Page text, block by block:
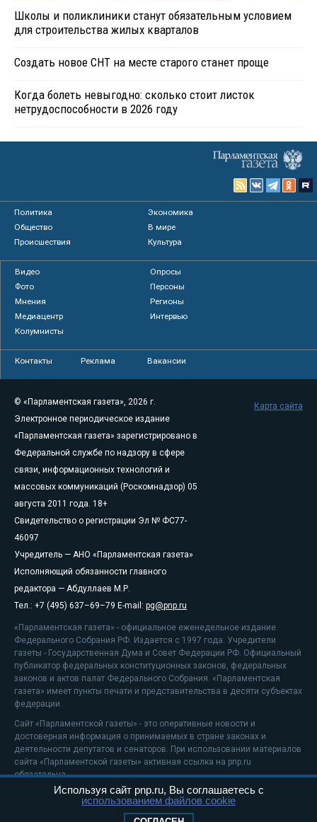
Школы и поликлиники станут обязательным условием
для строительства жилых кварталов
Создать новое СНТ на месте старого станет проще
Когда болеть невыгодно: сколько стоит листок
нетрудоспособности в 2026 году
Политика
Экономика
Общество
В мире
Происшествия
Культура
Видео
Опросы
Фото
Персоны
Мнения
Регионы
Медиацентр
Интервью
Колумнисты
Контакты Реклама Вакансии
© «Парламентская газета», 2026 г.
Электронное периодическое издание
«Парламентская газета» зарегистрировано в
Федеральной службе по надзору в сфере
связи, информационных технологий и
массовых коммуникаций (Роскомнадзор) 05
августа 2011 года. 18+
Свидетельство о регистрации Эл № ФС77-
46097
Учредитель — АНО «Парламентская газета»
Исполняющий обязанности главного
редактора — Абдуллаев М.Р.
Тел.: +7 (495) 637–69–79 E-mail: pg@pnp.ru
«Парламентская газета» - официальное еженедельное издание
Федерального Собрания РФ. Издается с 1997 года. Учредители
газеты - Государственная Дума и Совет Федерации РФ. Официальный
публикатор федеральных конституционных законов, федеральных
законов и актов палат Федерального Собрания. «Парламентская
газета» имеет пункты печати и представительства в десяти субъектах
федерации.
Сайт «Парламентской газеты» - это оперативные новости и
достоверная информация о принимаемых в стране законах и
деятельности депутатов и сенаторов. При использовании материалов
сайта «Парламентской газеты» активная ссылка на pnp.ru
обязательна.
На информационном ресурсе применяютсярекомендательные
Положение о защите персональных данных
Карта сайта
Используя сайт pnp.ru, Вы соглашаетесь с
использованием файлов cookie